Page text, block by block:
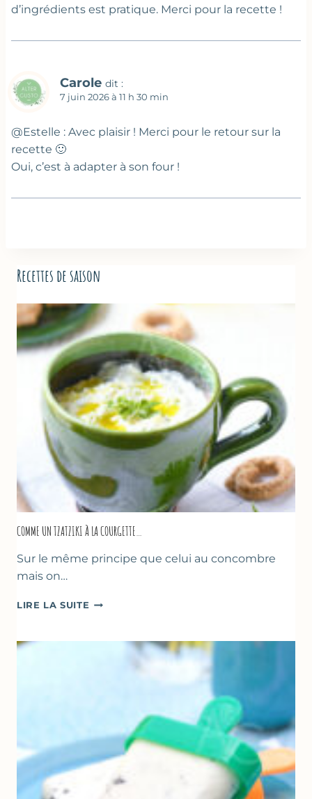
d’ingrédients est pratique. Merci pour la recette !
Carole dit :
7 juin 2026 à 11 h 30 min
@Estelle : Avec plaisir ! Merci pour le retour sur la
recette 🙂
Oui, c’est à adapter à son four !
Recettes de saison
COMME UN TZATZIKI À LA COURGETTE…
Sur le même principe que celui au concombre
mais on…
LIRE LA SUITE COMME
À
COURGETTE…